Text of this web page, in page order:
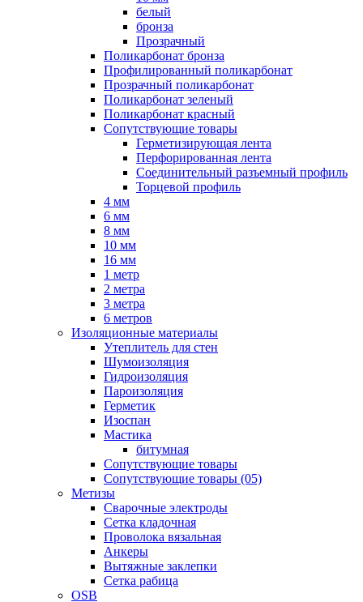
белый
бронза
Прозрачный
Поликарбонат бронза
Профилированный поликарбонат
Прозрачный поликарбонат
Поликарбонат зеленый
Поликарбонат красный
Сопутствующие товары
Герметизирующая лента
Перфорированная лента
Соединительный разъемный профиль
Торцевой профиль
4 мм
6 мм
8 мм
10 мм
16 мм
1 метр
2 метра
3 метра
6 метров
Изоляционные материалы
Утеплитель для стен
Шумоизоляция
Гидроизоляция
Пароизоляция
Герметик
Изоспан
Мастика
битумная
Сопутствующие товары
Сопутствующие товары (05)
Метизы
Сварочные электроды
Сетка кладочная
Проволока вязальная
Анкеры
Вытяжные заклепки
Сетка рабица
OSB